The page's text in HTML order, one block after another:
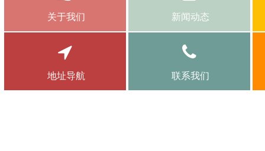
关于我们 新闻动态
地址导航 联系我们